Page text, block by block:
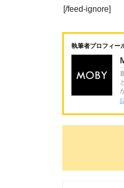
[/feed-ignore]
執筆者プロフィー